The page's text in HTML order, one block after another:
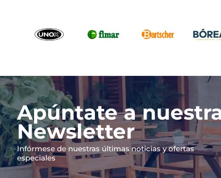
Apúntate a
Newsletter
Infórmese de nuestras últimas noticias y ofertas
especiales